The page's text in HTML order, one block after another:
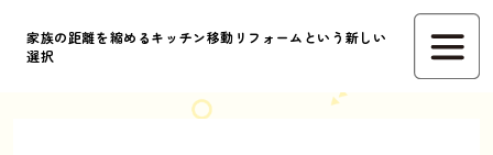
家族の距離を縮めるキッチン移動リフォームという新しい
選択